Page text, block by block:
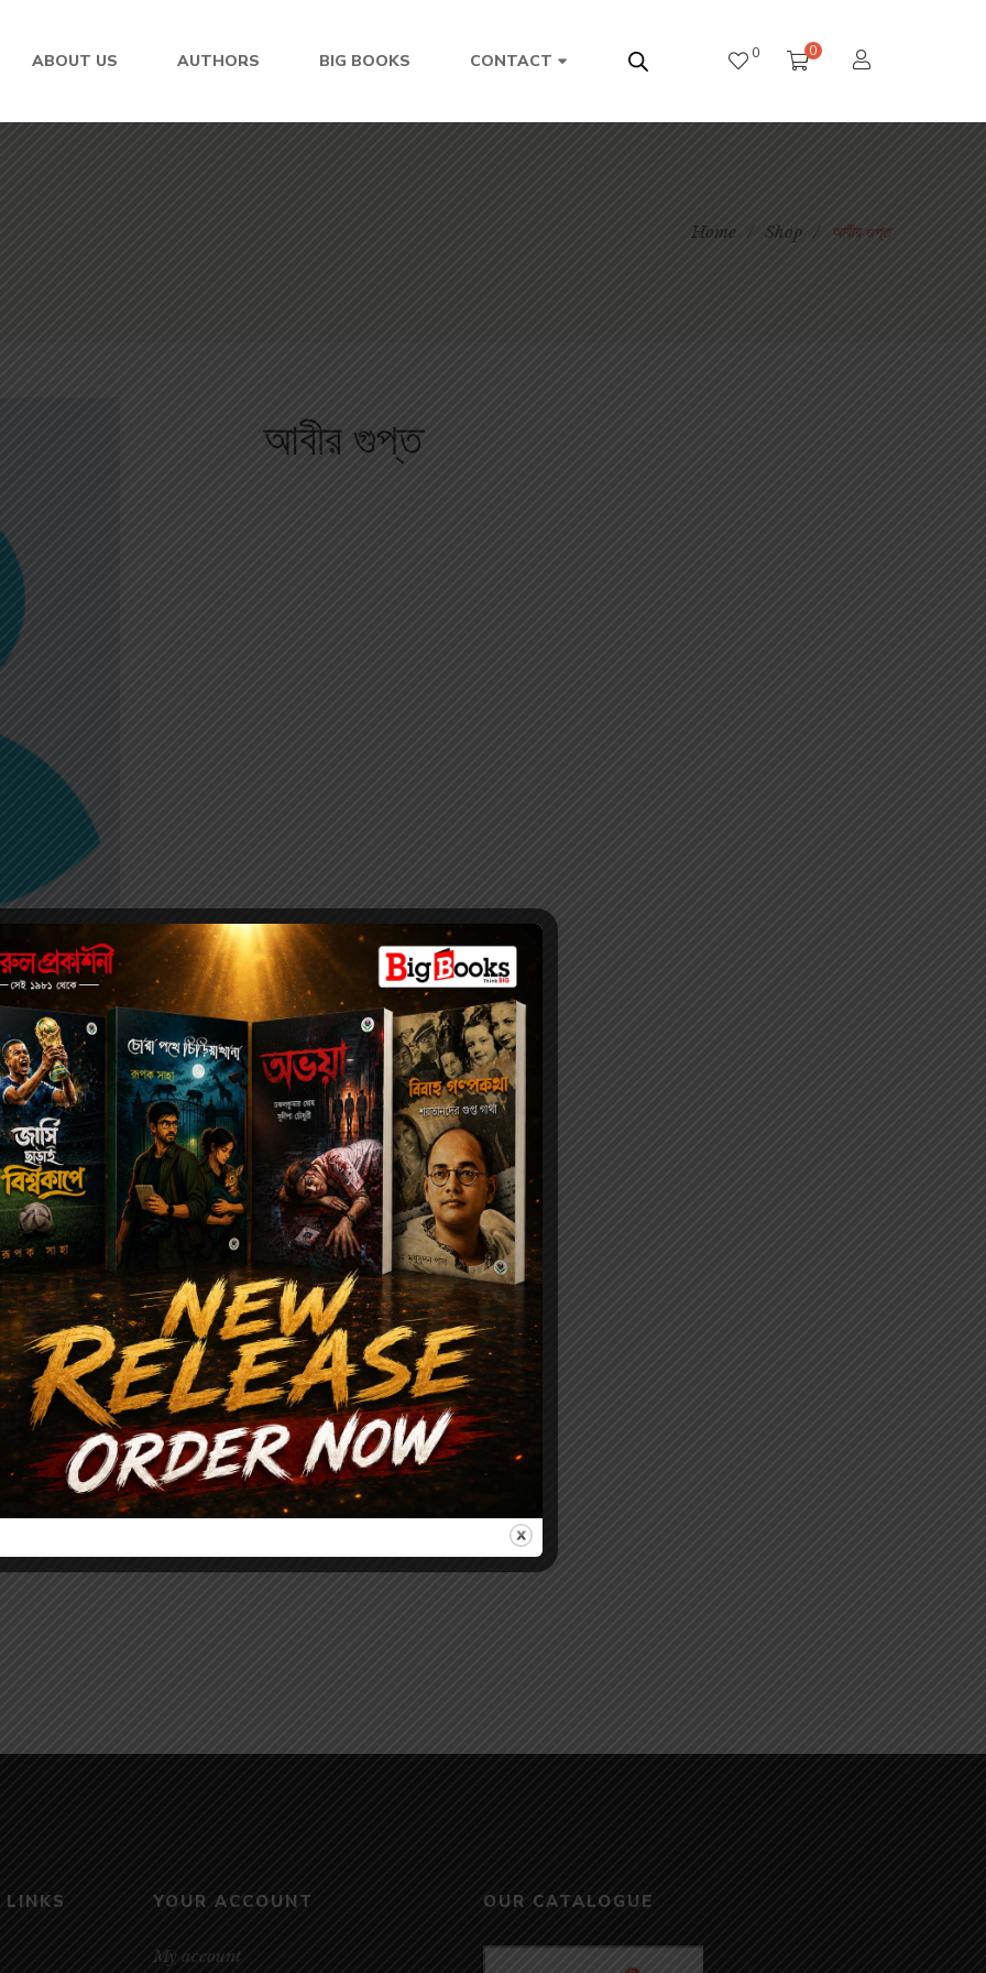
ABOUT US AUTHORS BIG BOOKS CONTACT 0 0
Home / Shop / আবীর গুপ্ত
আবীর গুপ্ত
Author's books
LINKS YOUR ACCOUNT
My account
OUR CATALOGUE